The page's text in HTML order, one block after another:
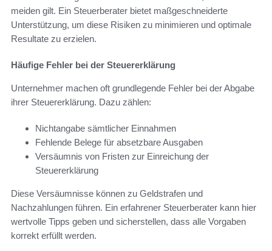
meiden gilt. Ein Steuerberater bietet maßgeschneiderte
Unterstützung, um diese Risiken zu minimieren und optimale
Resultate zu erzielen.
Häufige Fehler bei der Steuererklärung
Unternehmer machen oft grundlegende Fehler bei der Abgabe
ihrer Steuererklärung. Dazu zählen:
Nichtangabe sämtlicher Einnahmen
Fehlende Belege für absetzbare Ausgaben
Versäumnis von Fristen zur Einreichung der
Steuererklärung
Diese Versäumnisse können zu Geldstrafen und
Nachzahlungen führen. Ein erfahrener Steuerberater kann hier
wertvolle Tipps geben und sicherstellen, dass alle Vorgaben
korrekt erfüllt werden.